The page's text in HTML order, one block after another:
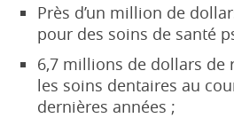
Près d’un million de
pour des soins de santé
6,7 millions de dollars de
les soins dentaires au
dernières années ;